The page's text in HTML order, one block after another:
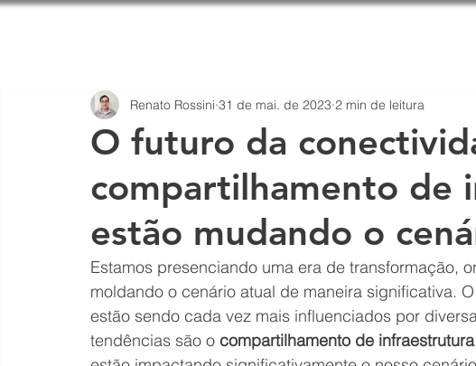
O futuro da
compartilhamento de
estão mudando o
Renato Rossini 31 de mai. de 2023 2 min de leitura
Estamos presenciando uma era de transformação,
moldando o cenário atual de maneira significativa.
estão sendo cada vez mais influenciados por
tendências são o compartilhamento de infraestrutura